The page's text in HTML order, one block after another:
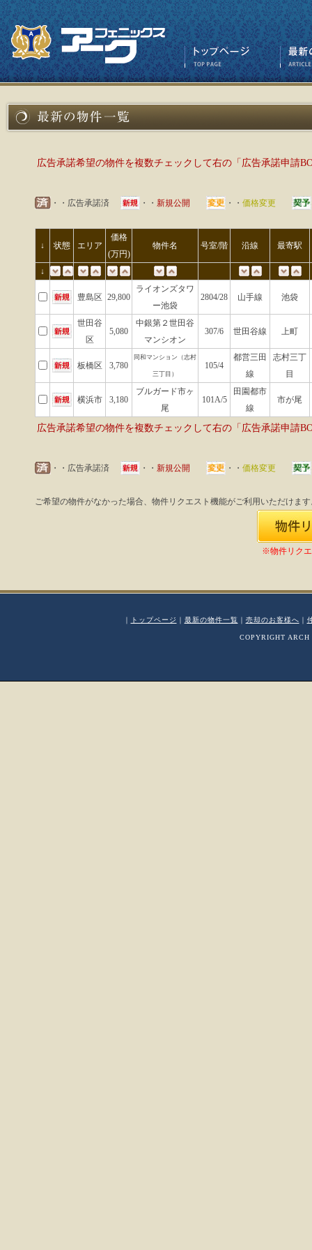
広告承諾希望の物件を複数チェックして右の「広告承諾申請
・・広告承諾済 ・・ 新規公開 ・・ 価格変更
↓ 状態 エリア
価格
(万円)
物件名 号室/階 沿線 最寄駅
↓
豊島区 29,800
ライオンズタワ
ー池袋
2804/28 山手線 池袋
世田谷
区
5,080
中銀第２世田谷
マンシオン
307/6 世田谷線 上町
板橋区 3,780
同和マンション（志村
三丁目）
105/4
都営三田
線
志村三丁
目
横浜市 3,180
ブルガード市ヶ
尾
101A/5
田園都市
線
市が尾
広告承諾希望の物件を複数チェックして右の「広告承諾申請
・・広告承諾済 ・・ 新規公開 ・・ 価格変更
ご希望の物件がなかった場合、物件リクエスト機能がご利用いただけま
※物件リク
｜ トップページ ｜ 最新の物件一覧 ｜ 売却のお客様へ ｜
COPYRIGHT